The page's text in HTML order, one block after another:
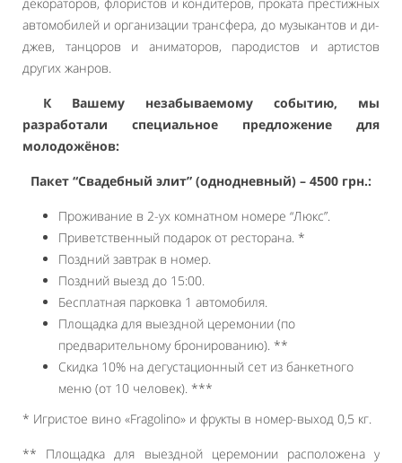
автомобилей и организации трансфера, до музыкантов и ди-
джев, танцоров и аниматоров, пародистов и артистов
других жанров.
К Вашему незабываемому событию, мы
разработали специальное предложение для
молодожёнов:
Пакет “Свадебный элит” (однодневный) – 4500 грн.:
Проживание в 2-ух комнатном номере “Люкс”.
Приветственный подарок от ресторана. *
Поздний завтрак в номер.
Поздний выезд до 15:00.
Бесплатная парковка 1 автомобиля.
Площадка для выездной церемонии (по
предварительному бронированию). **
Скидка 10% на дегустационный сет из банкетного
меню (от 10 человек). ***
* Игристое вино «Fragolino» и фрукты в номер-выход 0,5 кг.
** Площадка для выездной церемонии расположена у